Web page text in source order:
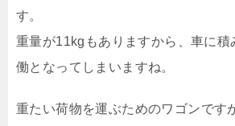
す。
重量が11kgもありますから、車に積
働となってしまいますね。
重たい荷物を運ぶためのワゴンです